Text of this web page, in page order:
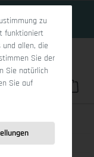
Du hast 0
zu
funktioniert
und allen, die
Sie der
Sie natürlich
Sie auf